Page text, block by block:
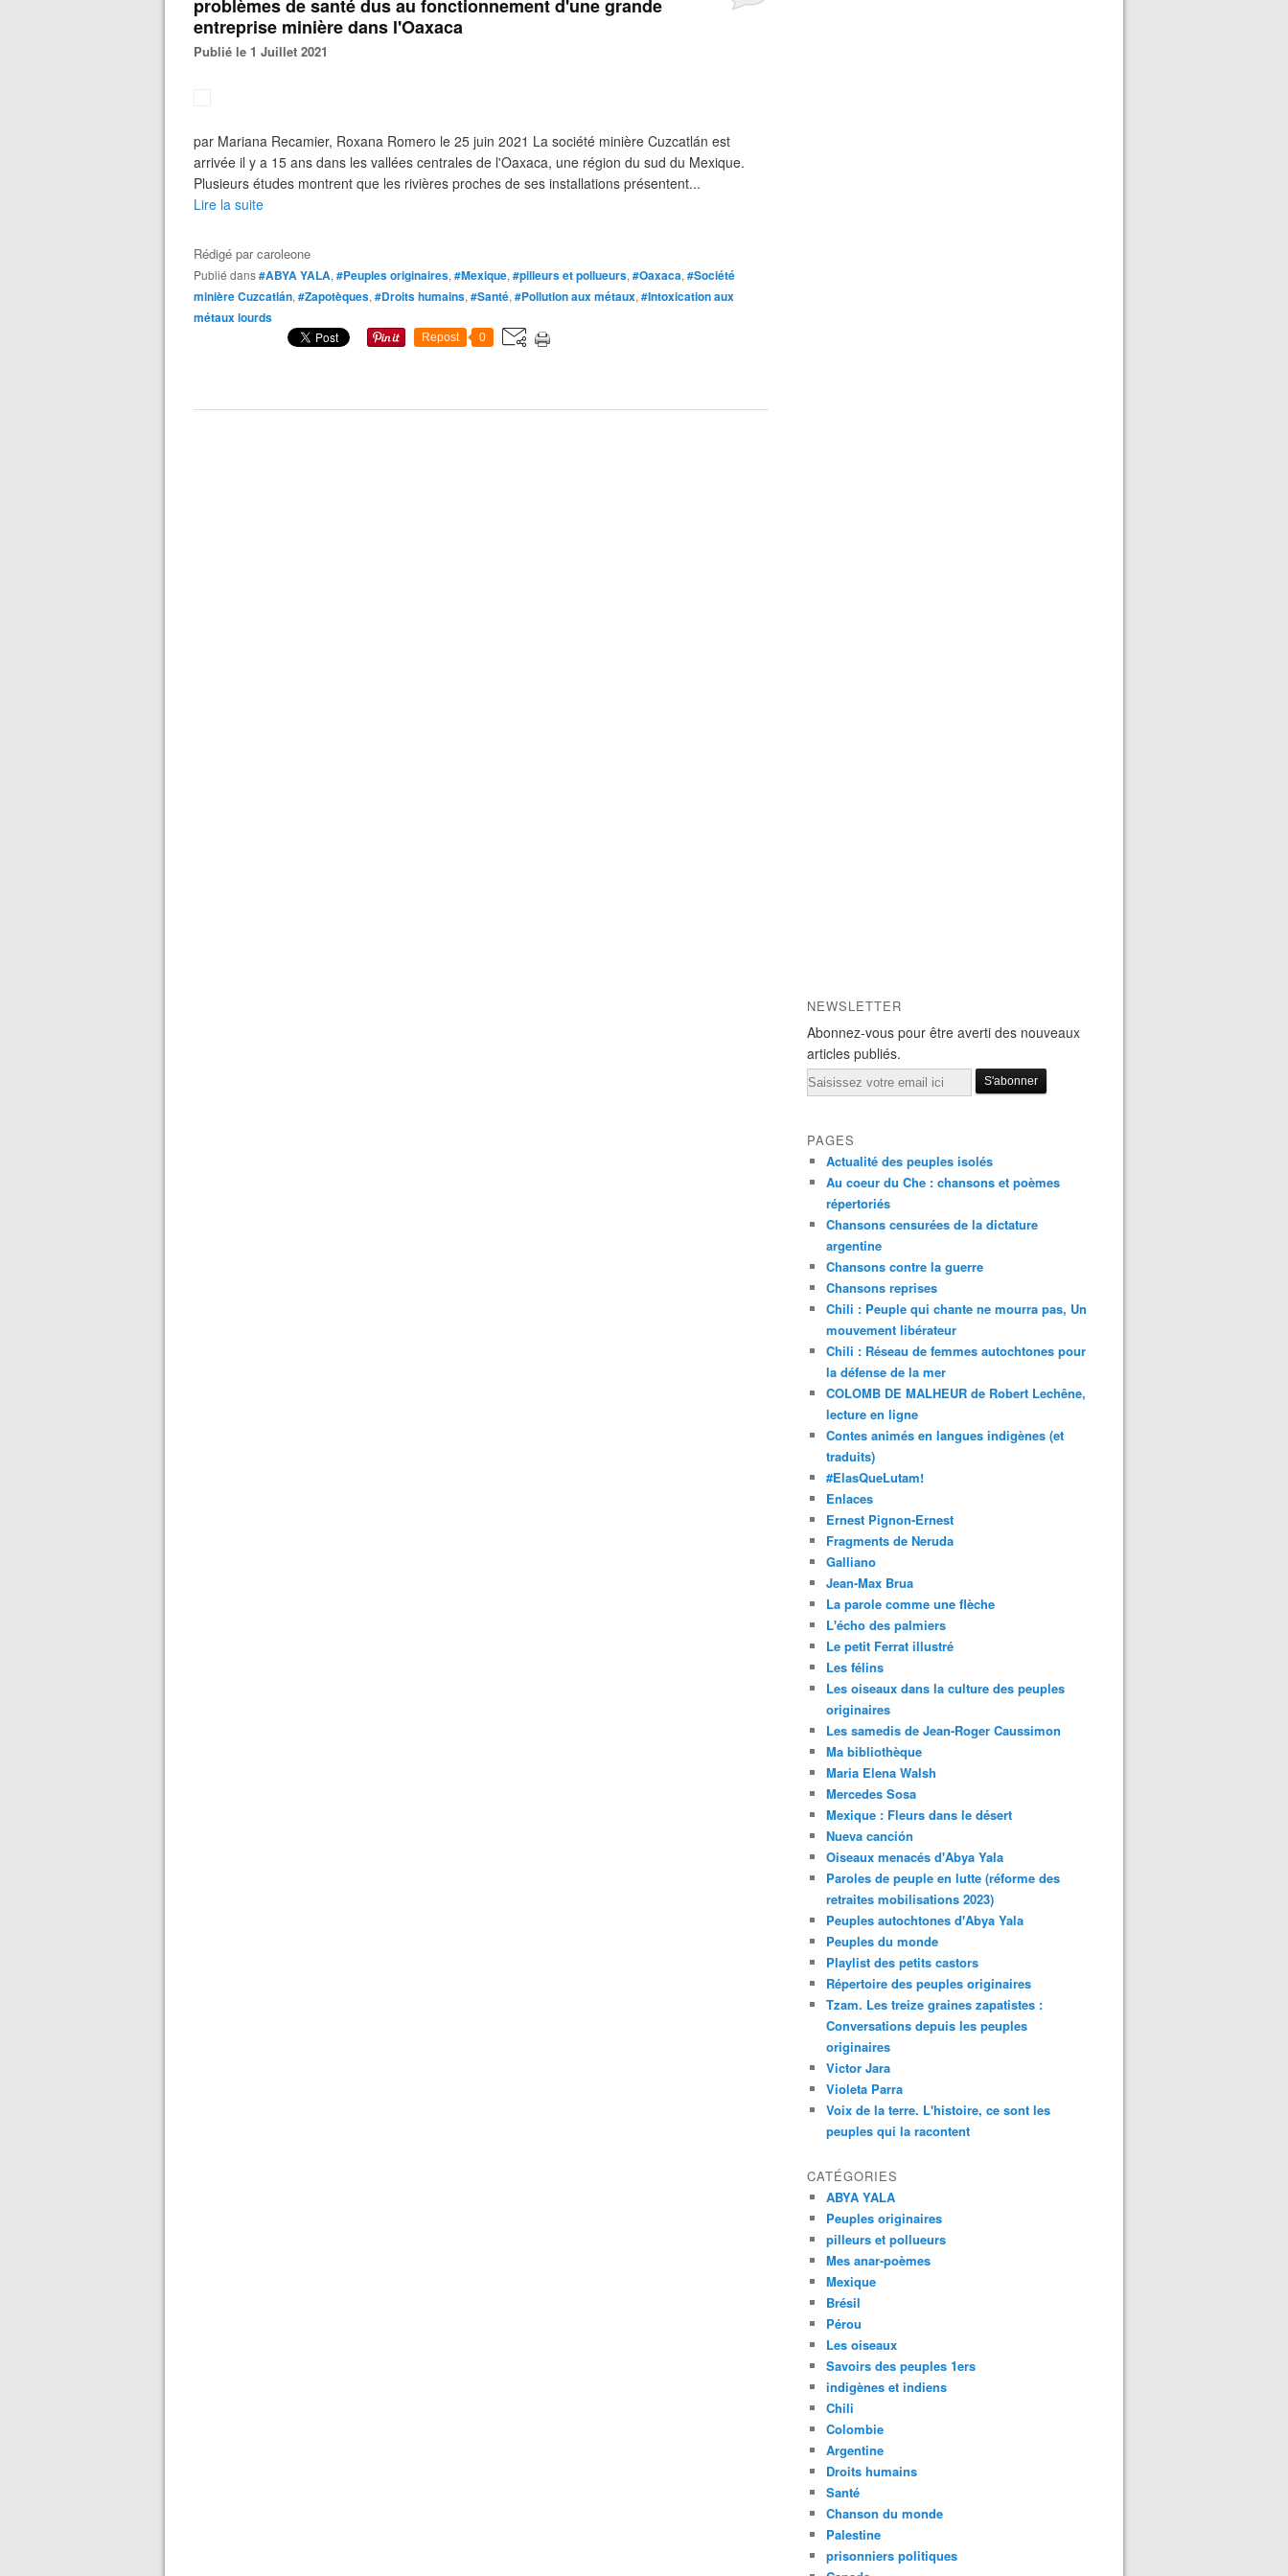
problèmes de santé dus au fonctionnement d'une grande
entreprise minière dans l'Oaxaca
Publié le 1 Juillet 2021
par Mariana Recamier, Roxana Romero le 25 juin 2021 La société minière Cuzcatlán est
arrivée il y a 15 ans dans les vallées centrales de l'Oaxaca, une région du sud du Mexique.
Plusieurs études montrent que les rivières proches de ses installations présentent...
Lire la suite
Rédigé parcaroleone
Publié dans#ABYA YALA, #Peuples originaires, #Mexique, #pilleurs et pollueurs, #Oaxaca, #Société
minière Cuzcatlán, #Zapotèques, #Droits humains, #Santé, #Pollution aux métaux, #Intoxication aux
métaux lourds
Repost 0
NEWSLETTER
Abonnez-vous pour être averti des nouveaux
articles publiés.
Email
PAGES
Actualité des peuples isolés
Au coeur du Che : chansons et poèmes
répertoriés
Chansons censurées de la dictature
argentine
Chansons contre la guerre
Chansons reprises
Chili : Peuple qui chante ne mourra pas, Un
mouvement libérateur
Chili : Réseau de femmes autochtones pour
la défense de la mer
COLOMB DE MALHEUR de Robert Lechêne,
lecture en ligne
Contes animés en langues indigènes (et
traduits)
#ElasQueLutam!
Enlaces
Ernest Pignon-Ernest
Fragments de Neruda
Galliano
Jean-Max Brua
La parole comme une flèche
L'écho des palmiers
Le petit Ferrat illustré
Les félins
Les oiseaux dans la culture des peuples
originaires
Les samedis de Jean-Roger Caussimon
Ma bibliothèque
Maria Elena Walsh
Mercedes Sosa
Mexique : Fleurs dans le désert
Nueva canción
Oiseaux menacés d'Abya Yala
Paroles de peuple en lutte (réforme des
retraites mobilisations 2023)
Peuples autochtones d'Abya Yala
Peuples du monde
Playlist des petits castors
Répertoire des peuples originaires
Tzam. Les treize graines zapatistes :
Conversations depuis les peuples
originaires
Victor Jara
Violeta Parra
Voix de la terre. L'histoire, ce sont les
peuples qui la racontent
CATÉGORIES
ABYA YALA
Peuples originaires
pilleurs et pollueurs
Mes anar-poèmes
Mexique
Brésil
Pérou
Les oiseaux
Savoirs des peuples 1ers
indigènes et indiens
Chili
Colombie
Argentine
Droits humains
Santé
Chanson du monde
Palestine
prisonniers politiques